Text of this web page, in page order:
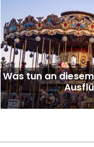
Was tun an